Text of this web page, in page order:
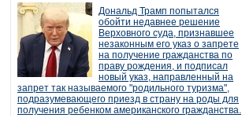
Дональд Трамп попытался
обойти недавнее решение
Верховного суда, признавшее
незаконным его указ о запрете
на получение гражданства по
праву рождения, и подписал
новый указ, направленный на
запрет так называемого "родильного туризма",
подразумевающего приезд в страну на роды для
получения ребенком американского гражданства.